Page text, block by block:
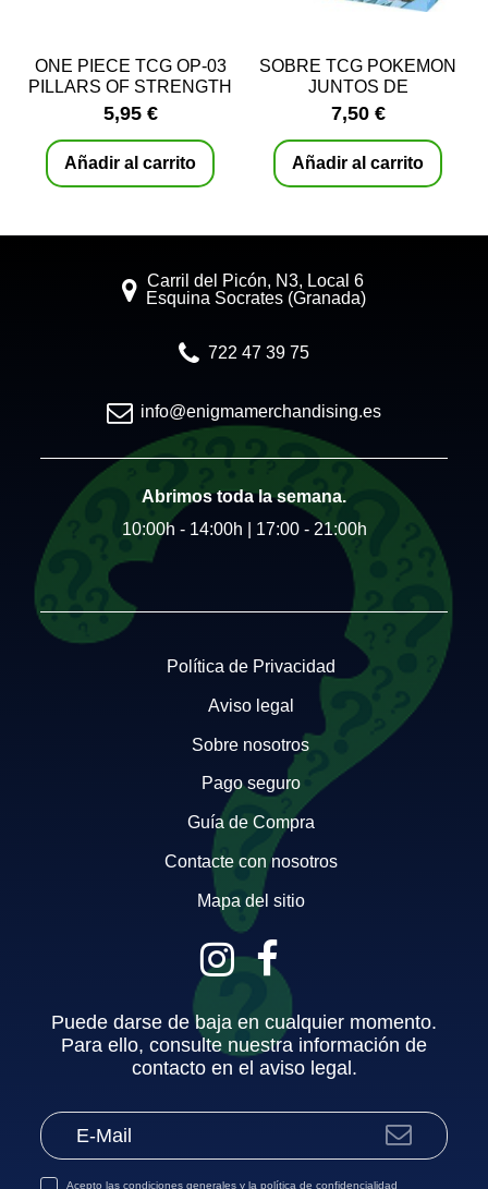
ONE PIECE TCG OP-03
PILLARS OF STRENGTH
– SOBRES
5,95 €
Añadir al carrito
SOBRE TCG POKEMON
JUNTOS DE
AVENTURAS -
CASTELLANO
7,50 €
Añadir al carrito
Carril del Picón, N3, Local 6
Esquina Socrates (Granada)
722 47 39 75
info@enigmamerchandising.es
Abrimos toda la semana.
10:00h - 14:00h | 17:00 - 21:00h
Política de Privacidad
Aviso legal
Sobre nosotros
Pago seguro
Guía de Compra
Contacte con nosotros
Mapa del sitio
Puede darse de baja en cualquier momento.
Para ello, consulte nuestra información de
contacto en el aviso legal.
Acepto lascondiciones generales y lapolítica de confidencialidad